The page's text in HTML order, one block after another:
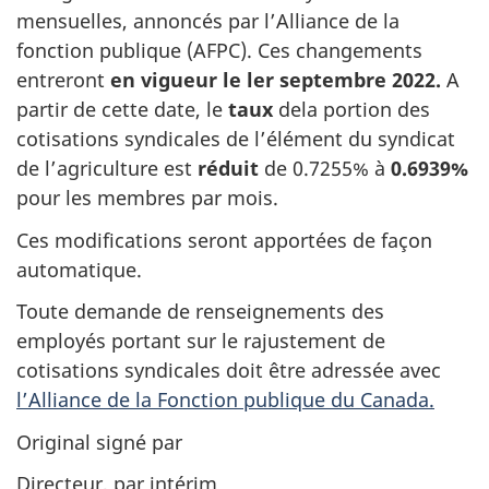
mensuelles, annoncés par l’Alliance de la
fonction publique (AFPC). Ces changements
entreront en vigueur le ler septembre 2022. A
partir de cette date, le taux dela portion des
cotisations syndicales de l’élément du syndicat
de l’agriculture est réduit de 0.7255% à 0.6939%
pour les membres par mois.
Ces modifications seront apportées de façon
automatique.
Toute demande de renseignements des
employés portant sur le rajustement de
cotisations syndicales doit être adressée avec
l’Alliance de la Fonction publique du Canada.
Original signé par
Directeur, par intérim